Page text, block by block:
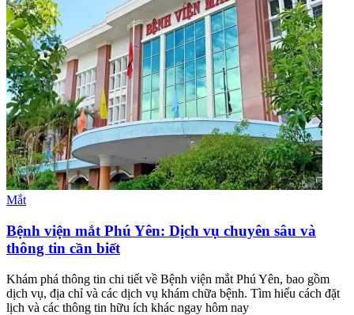
Mắt
Bệnh viện mắt Phú Yên: Dịch vụ chuyên sâu và
thông tin cần biết
Khám phá thông tin chi tiết về Bệnh viện mắt Phú Yên, bao gồm
dịch vụ, địa chỉ và các dịch vụ khám chữa bệnh. Tìm hiểu cách đặt
lịch và các thông tin hữu ích khác ngay hôm nay